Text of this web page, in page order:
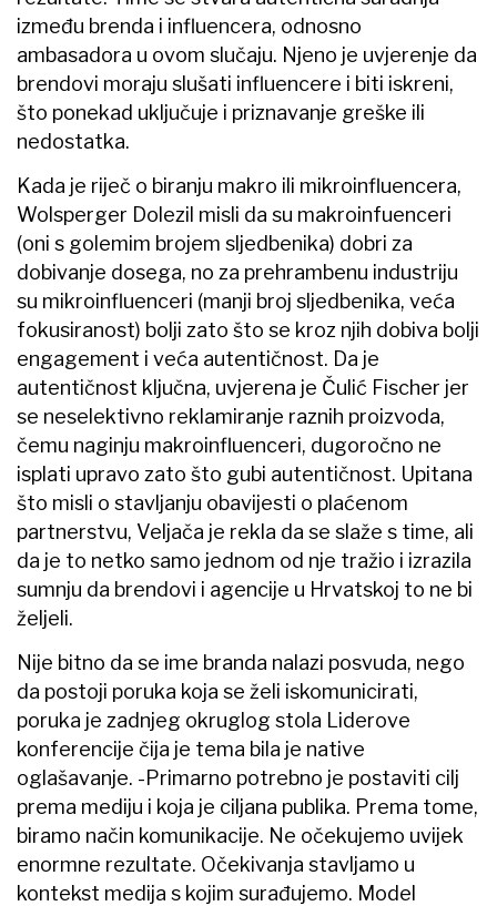
između brenda i influencera, odnosno
ambasadora u ovom slučaju. Njeno je uvjerenje da
brendovi moraju slušati influencere i biti iskreni,
što ponekad uključuje i priznavanje greške ili
nedostatka.
Kada je riječ o biranju makro ili mikroinfluencera,
Wolsperger Dolezil misli da su makroinfuenceri
(oni s golemim brojem sljedbenika) dobri za
dobivanje dosega, no za prehrambenu industriju
su mikroinfluenceri (manji broj sljedbenika, veća
fokusiranost) bolji zato što se kroz njih dobiva bolji
engagement i veća autentičnost. Da je
autentičnost ključna, uvjerena je Čulić Fischer jer
se neselektivno reklamiranje raznih proizvoda,
čemu naginju makroinfluenceri, dugoročno ne
isplati upravo zato što gubi autentičnost. Upitana
što misli o stavljanju obavijesti o plaćenom
partnerstvu, Veljača je rekla da se slaže s time, ali
da je to netko samo jednom od nje tražio i izrazila
sumnju da brendovi i agencije u Hrvatskoj to ne bi
željeli.
Nije bitno da se ime branda nalazi posvuda, nego
da postoji poruka koja se želi iskomunicirati,
poruka je zadnjeg okruglog stola Liderove
konferencije čija je tema bila je native
oglašavanje. -Primarno potrebno je postaviti cilj
prema mediju i koja je ciljana publika. Prema tome,
biramo način komunikacije. Ne očekujemo uvijek
enormne rezultate. Očekivanja stavljamo u
kontekst medija s kojim surađujemo. Model